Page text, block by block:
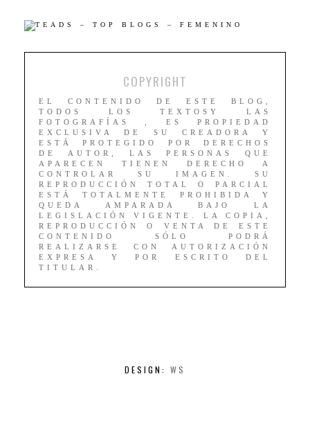
COPYRIGHT
EL CONTENIDO DE ESTE BLOG,
TODOS LOS TEXTOSY LAS
FOTOGRAFÍAS , ES PROPIEDAD
EXCLUSIVA DE SU CREADORA Y
ESTÁ PROTEGIDO POR DERECHOS
DE AUTOR, LAS PERSONAS QUE
APARECEN TIENEN DERECHO A
CONTROLAR SU IMAGEN. SU
REPRODUCCIÓN TOTAL O PARCIAL
ESTÁ TOTALMENTE PROHIBIDA Y
QUEDA AMPARADA BAJO LA
LEGISLACIÓN VIGENTE. LA COPIA,
REPRODUCCIÓN O VENTA DE ESTE
CONTENIDO SÓLO PODRÁ
REALIZARSE CON AUTORIZACIÓN
EXPRESA Y POR ESCRITO DEL
TITULAR.
DESIGN: WS